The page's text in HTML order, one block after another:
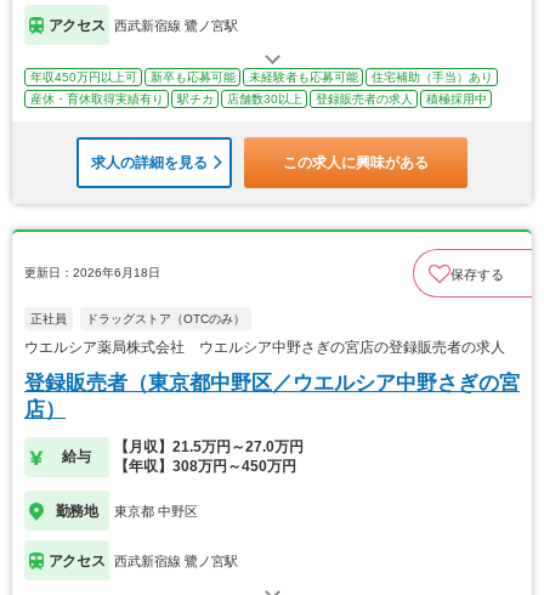
アクセス 西武新宿線 鷺ノ宮駅
年収450万円以上可 新卒も応募可能 未経験者も応募可能
住宅補助（手当）あり
産休・育休取得実績有り
駅チカ 店舗数30以上 登録販売者の求人 積極採用中
求人の詳細を見る この求人に興味がある
更新日：2026年6月18日 保存する
正社員 ドラッグストア（OTCのみ）
ウエルシア薬局株式会社 ウエルシア中野さぎの宮店の登録販売者の求人
登録販売者（東京都中野区／ウエルシア中野さぎの宮
店）
給与
【月収】21.5万円～27.0万円
【年収】308万円～450万円
勤務地 東京都 中野区
アクセス 西武新宿線 鷺ノ宮駅